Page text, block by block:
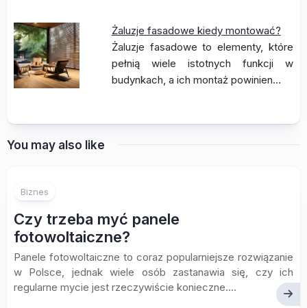
Żaluzje fasadowe kiedy montować?
Żaluzje fasadowe to elementy, które
pełnią wiele istotnych funkcji w
budynkach, a ich montaż powinien…
You may also like
Biznes
Czy trzeba myć panele
fotowoltaiczne?
Panele fotowoltaiczne to coraz popularniejsze rozwiązanie
w Polsce, jednak wiele osób zastanawia się, czy ich
regularne mycie jest rzeczywiście konieczne....